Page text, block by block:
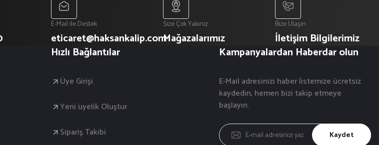
E-Mail ile Destek
eticaret@haksankalip.com
Size Çok Yakınız
Mağazalarımız
Bize Ulaşın
İletişim Bilgilerimiz
Hızlı Bağlantılar
Üye Girişi
Yeni üyelik Oluştur
Sipariş Takibi
Kampanyalardan Haberdar olun
E-Mail adresinizi haber listemize ücretsiz
kaydedin, hemen bizi takip etmeye
başlayın.
Kaydet